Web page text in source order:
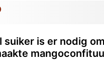
suiker is er nodig om